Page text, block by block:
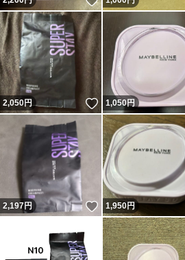
2,050円 いいね！
1,050円
2,197円 いいね！
1,950円